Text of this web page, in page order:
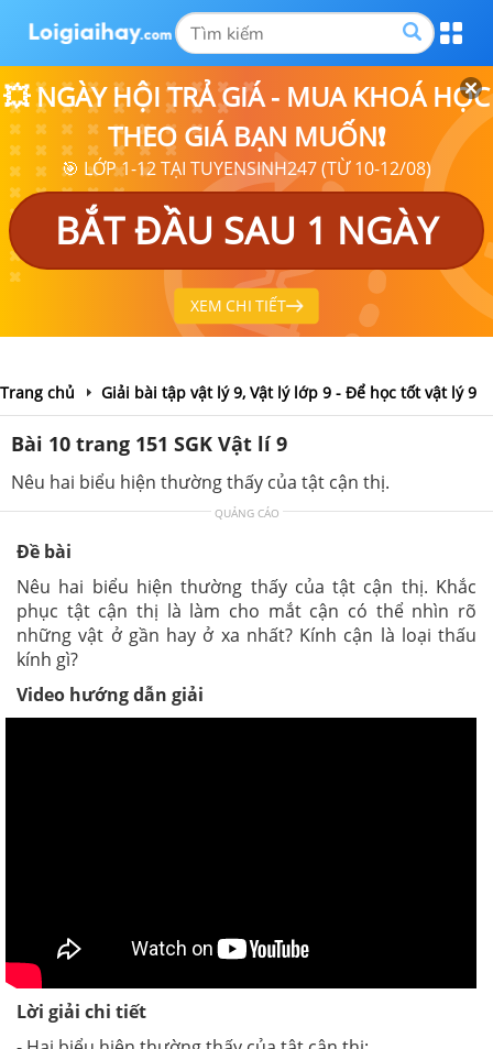
💥 NGÀY HỘI TRẢ GIÁ - MUA KHOÁ HỌC
THEO GIÁ BẠN MUỐN❗
🎯 LỚP 1-12 TẠI TUYENSINH247 (TỪ 10-12/08)
BẮT ĐẦU SAU 1 NGÀY
XEM CHI TIẾT
Trang chủ Giải bài tập vật lý 9, Vật lý lớp 9 - Để học tốt vật lý 9
Bài 10 trang 151 SGK Vật lí 9
Nêu hai biểu hiện thường thấy của tật cận thị.
QUẢNG CÁO
Đề bài
Nêu hai biểu hiện thường thấy của tật cận thị. Khắc
phục tật cận thị là làm cho mắt cận có thể nhìn rõ
những vật ở gần hay ở xa nhất? Kính cận là loại thấu
kính gì?
Video hướng dẫn giải
Lời giải chi tiết